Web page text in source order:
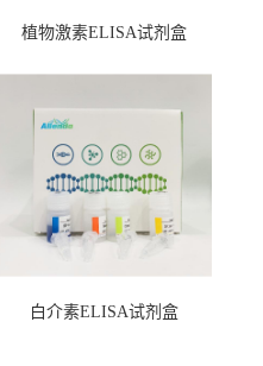
植物激素ELISA试剂盒
白介素ELISA试剂盒